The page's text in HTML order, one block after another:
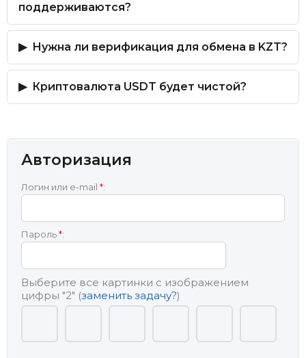
поддерживаются?
Нужна ли верификация для обмена в KZT?
Криптовалюта USDT будет чистой?
Авторизация
Логин или e-mail *:
Пароль*:
Выберите все картинки с изображением
цифры "2" (заменить задачу?)